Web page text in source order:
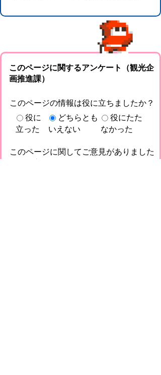
このページに関するアンケート（観光企
画推進課）
このページの情報は役に立ちましたか？
役に
立った
どちらとも
いえない
役にたた
なかった
このページに関してご意見がありました